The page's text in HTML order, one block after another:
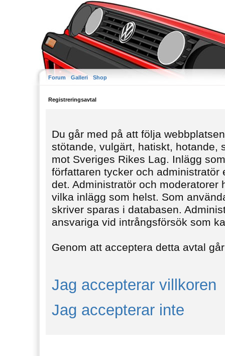
Forum Galleri Shop
Registreringsavtal
Du går med på att följa
stötande, vulgärt, hatiskt, hotande,
mot Sveriges Rikes Lag. Inlägg
författaren tycker och
det. Administratör och moderatorer
vilka inlägg som helst. Som
skriver sparas i databasen.
ansvariga vid intrångsförsök som
Genom att acceptera detta avtal
Jag accepterar villkoren
Jag accepterar inte